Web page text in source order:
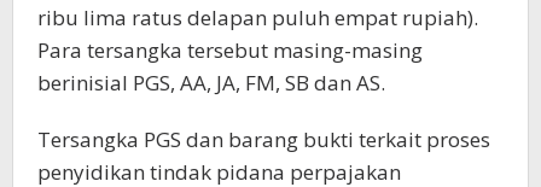
ribu lima ratus delapan puluh empat rupiah).
Para tersangka tersebut masing-masing
berinisial PGS, AA, JA, FM, SB dan AS.
Tersangka PGS dan barang bukti terkait proses
penyidikan tindak pidana perpajakan